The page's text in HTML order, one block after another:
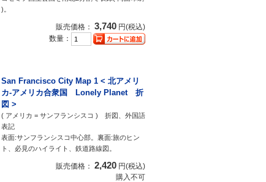
)。
販売価格： 3,740 円(税込)
数量：
San Francisco City Map 1 < 北アメリ
カ-アメリカ合衆国 Lonely Planet 折
図 >
( アメリカ = サンフランシスコ ) 折図、外国語
表記
表面:サンフランシスコ中心部。裏面:旅のヒン
ト、必見のハイライト、鉄道路線図。
販売価格： 2,420 円(税込)
購入不可